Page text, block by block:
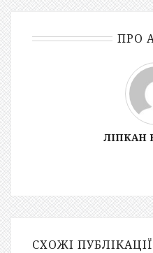
ПРО
ЛІПКАН
СХОЖІ ПУБЛІКАЦІЇ